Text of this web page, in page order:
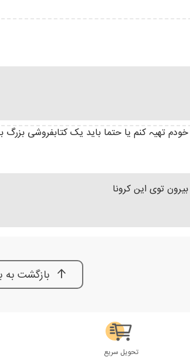
تھیہ کنم یا حتما باید یک کتابفروشی بزرگ
توی این کرونا
بازگشت به
تحویل سریع